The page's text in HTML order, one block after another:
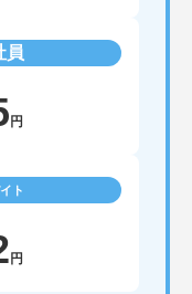
員
円
ト
円